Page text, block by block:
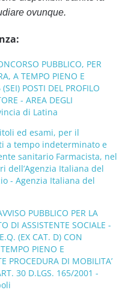
ovunque.
PUBBLICO, PER
A TEMPO PIENO E
POSTI DEL PROFILO
- AREA DEGLI
di Latina
ed esami, per il
a tempo indeterminato e
sanitario Farmacista, nel
dell’Agenzia Italiana del
- Agenzia Italiana del
PUBBLICO PER LA
DI ASSISTENTE SOCIALE -
(EX CAT. D) CON
PIENO E
PROCEDURA DI MOBILITA’
30 D.LGS. 165/2001 -